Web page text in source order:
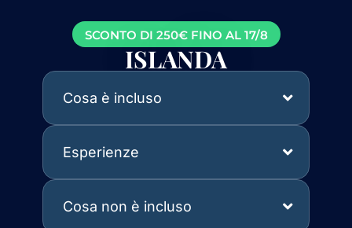
SCONTO DI 250€ FINO AL 17/8
ISLANDA
Cosa è incluso
Esperienze
Cosa non è incluso